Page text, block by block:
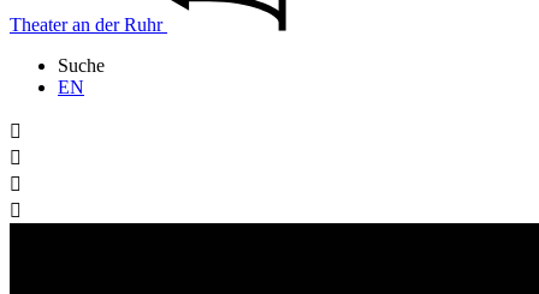
Theateran derRuhr
Suche
EN



